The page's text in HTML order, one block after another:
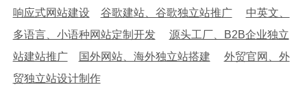
响应式网站建设
谷歌建站、谷歌独立站推广
中英文、
多语言、小语种网站定制开发
源头工厂、B2B企业独立
站建站推广
国外网站、海外独立站搭建
外贸官网、外
贸独立站设计制作